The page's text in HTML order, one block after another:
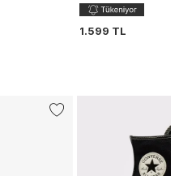
1.599 TL